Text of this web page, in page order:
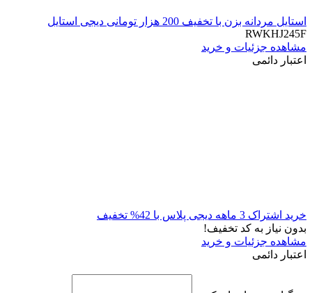
استایل مردانه بزن با تخفیف 200 هزار تومانی دیجی استایل
RWKHJ245F
مشاهده جزئیات و خرید
اعتبار دائمی
خرید اشتراک 3 ماهه دیجی پلاس با 42% تخفیف
بدون نیاز به کد تخفیف!
مشاهده جزئیات و خرید
اعتبار دائمی